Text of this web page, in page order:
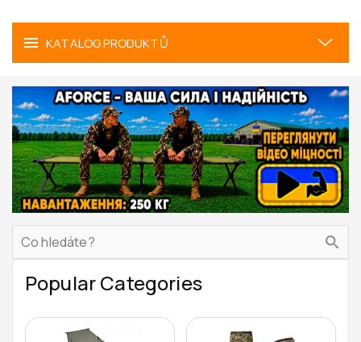
KATALOG PRODUKTŮ
Popular Categories